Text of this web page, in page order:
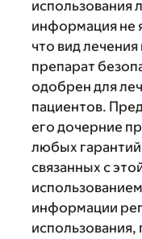
использования
информация не
что вид
препарат
одобрен для
пациентов.
его дочерние
любых гарантий
связанных с
информации